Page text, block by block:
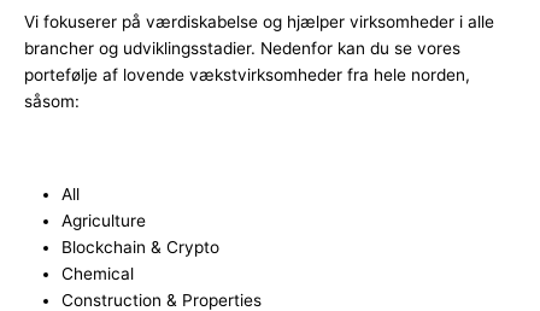
Vi fokuserer på værdiskabelse og hjælper virksomheder i alle
brancher og udviklingsstadier. Nedenfor kan du se vores
portefølje af lovende vækstvirksomheder fra hele norden,
såsom:
All
Agriculture
Blockchain & Crypto
Chemical
Construction & Properties